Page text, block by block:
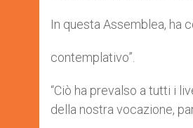
In questa Assemblea, ha
contemplativo”.
“Ciò ha prevalso a tutti i
della nostra vocazione,